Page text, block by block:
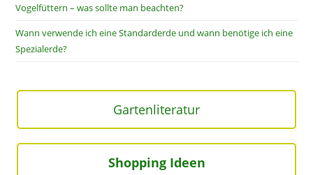
Vogelfüttern – was sollte man beachten?
Wann verwende ich eine Standarderde und wann benötige ich eine
Spezialerde?
Gartenliteratur
Shopping Ideen